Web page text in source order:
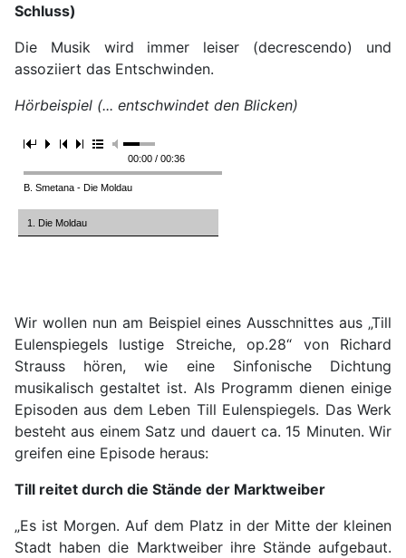
Schluss)
Die Musik wird immer leiser (decrescendo) und
assoziiert das Entschwinden.
Hörbeispiel (... entschwindet den Blicken)
00:00 / 00:36
B. Smetana - Die Moldau
1. Die Moldau
Wir wollen nun am Beispiel eines Ausschnittes aus „Till
Eulenspiegels lustige Streiche, op.28“ von Richard
Strauss hören, wie eine Sinfonische Dichtung
musikalisch gestaltet ist. Als Programm dienen einige
Episoden aus dem Leben Till Eulenspiegels. Das Werk
besteht aus einem Satz und dauert ca. 15 Minuten. Wir
greifen eine Episode heraus:
Till reitet durch die Stände der Marktweiber
„Es ist Morgen. Auf dem Platz in der Mitte der klei­nen
Stadt haben die Marktweiber ihre Stände auf­gebaut.